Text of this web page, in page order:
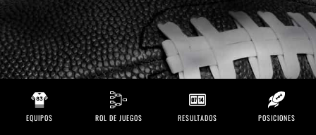
EQUIPOS ROL DE JUEGOS RESULTADOS POSICIONES